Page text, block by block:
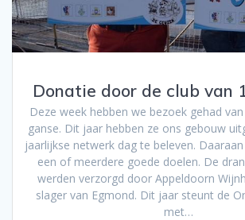
Donatie door de club van
Deze week hebben we bezoek gehad
ganse. Dit jaar hebben ze ons gebouw
jaarlijkse netwerk dag te beleven.
een of meerdere goede doelen. De
werden verzorgd door Appeldoorn
slager van Egmond. Dit jaar steunt de
met…